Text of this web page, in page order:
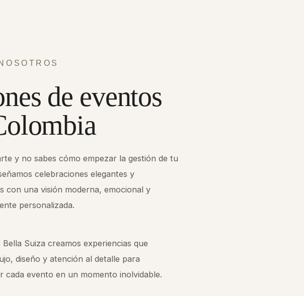
de eventos
y no sabes cómo empezar la gestión de tu
celebraciones elegantes y
con una visión moderna, emocional y
personalizada.
Bella Suiza creamos experiencias que
diseño y atención al detalle para
cada evento en un momento inolvidable.